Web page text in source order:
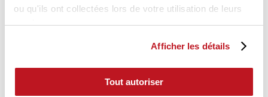
ou qu'ils ont collectées lors de votre utilisation de leurs
services.
Afficher les détails
Tout autoriser
Du conseil à
l’installation,
chaque étape du
contraintes